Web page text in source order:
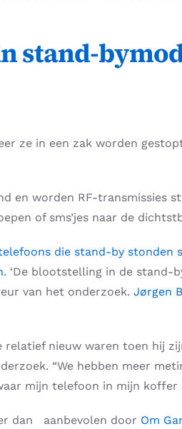
stand-
ze in een zak worden
en worden RF-
of sms’jes naar de
die stand-by
‘De blootstelling in de stand-
van het onderzoek. Jørgen
nieuw waren toen hij
“We hebben meer
mijn telefoon in mijn
dan aanbevolen door Om